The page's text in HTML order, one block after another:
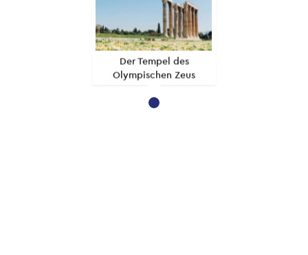
Der Tempel des
Olympischen Zeus